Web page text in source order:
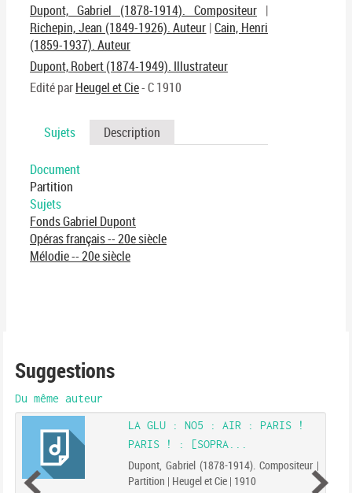
Dupont, Gabriel (1878-1914). Compositeur |
Richepin, Jean (1849-1926). Auteur |Cain, Henri
(1859-1937). Auteur
Dupont, Robert (1874-1949). Illustrateur
Edité parHeugel et Cie- C 1910
Sujets Description
Document
Partition
Sujets
Fonds Gabriel Dupont
Opéras français -- 20e siècle
Mélodie -- 20e siècle
Suggestions
Du même auteur
LA GLU : NO5 : AIR : PARIS !
PARIS ! : [SOPRA...
Dupont, Gabriel (1878-1914). Compositeur |
Partition | Heugel et Cie | 1910